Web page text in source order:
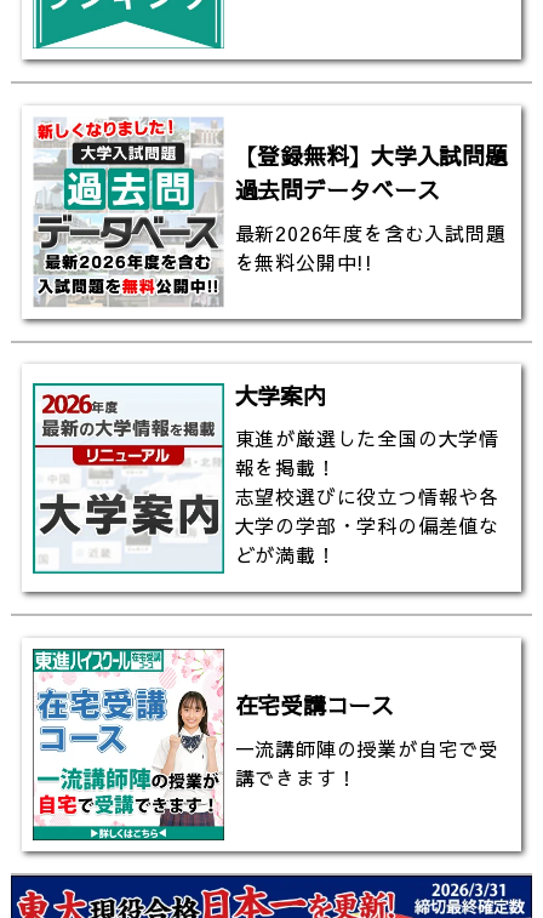
【登録無料】大学入試問題
過去問データベース
最新2026年度を含む入試問題
を無料公開中!!
大学案内
東進が厳選した全国の大学情
報を掲載！
志望校選びに役立つ情報や各
大学の学部・学科の偏差値な
どが満載！
在宅受講コース
一流講師陣の授業が自宅で受
講できます！